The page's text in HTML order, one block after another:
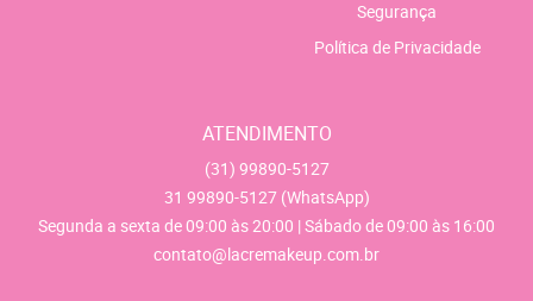
Segurança
Política de Privacidade
ATENDIMENTO
(31) 99890-5127
31 99890-5127 (WhatsApp)
Segunda a sexta de 09:00 às 20:00 | Sábado de 09:00 às 16:00
contato@lacremakeup.com.br